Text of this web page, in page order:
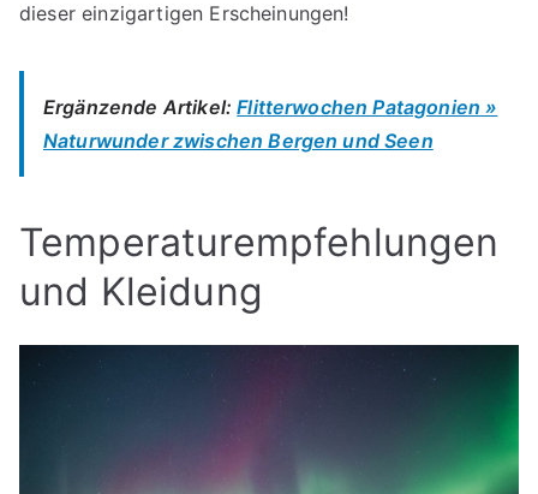
dieser einzigartigen Erscheinungen!
Ergänzende Artikel:Flitterwochen Patagonien »
Naturwunder zwischen Bergen und Seen
Temperaturempfehlungen
und Kleidung